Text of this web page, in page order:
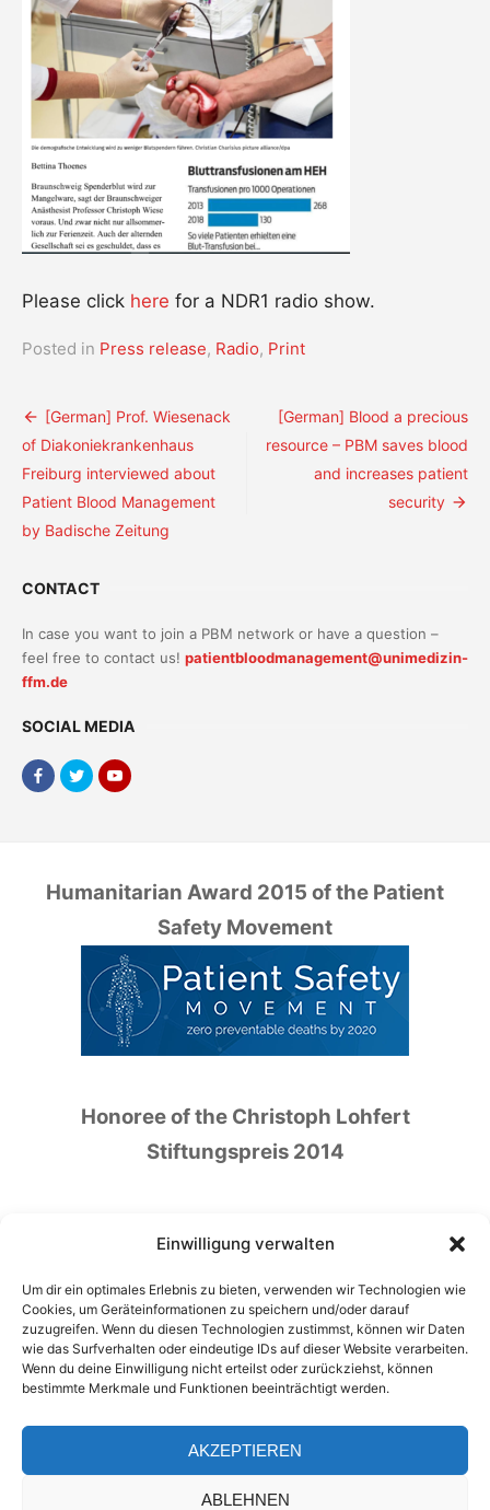
Einwilligung verwalten
Um dir ein optimales Erlebnis zu bieten, verwenden wir Technologien wie
Cookies, um Geräteinformationen zu speichern und/oder darauf
zuzugreifen. Wenn du diesen Technologien zustimmst, können wir Daten
wie das Surfverhalten oder eindeutige IDs auf dieser Website verarbeiten.
Wenn du deine Einwilligung nicht erteilst oder zurückziehst, können
bestimmte Merkmale und Funktionen beeinträchtigt werden.
AKZEPTIEREN
ABLEHNEN
Please click here for a NDR1 radio show.
Posted in Press release, Radio, Print
Post
navigation
[German] Prof. Wiesenack
of Diakoniekrankenhaus
Freiburg interviewed about
Patient Blood Management
by Badische Zeitung
[German] Blood a precious
resource – PBM saves blood
and increases patient
security
CONTACT
In case you want to join a PBM network or have a question –
feel free to contact us! patientbloodmanagement@unimedizin-
ffm.de
SOCIAL MEDIA
Humanitarian Award 2015 of the Patient
Safety Movement
Honoree of the Christoph Lohfert
Stiftungspreis 2014
Honoree of the German Patient Safety Price
2016